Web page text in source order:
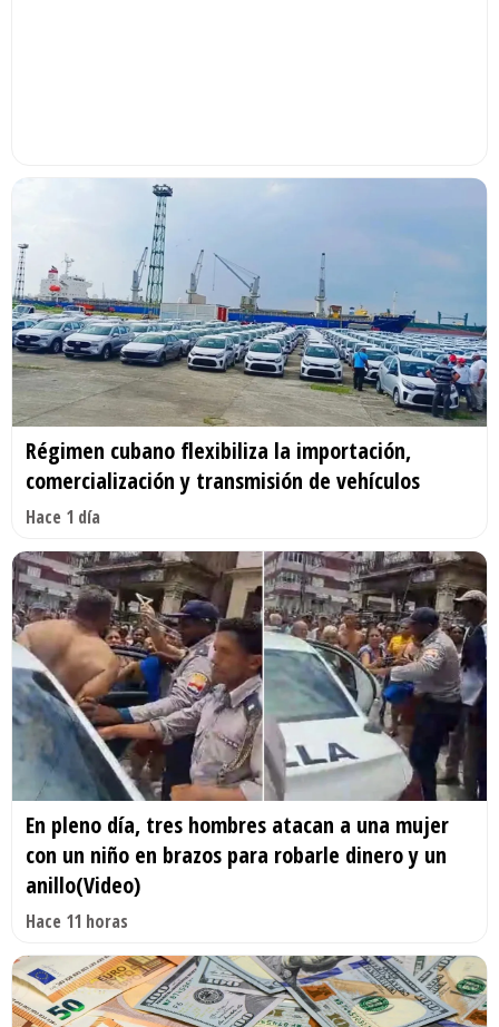
Régimen cubano flexibiliza la importación,
comercialización y transmisión de vehículos
Hace 1 día
En pleno día, tres hombres atacan a una mujer
con un niño en brazos para robarle dinero y un
anillo(Video)
Hace 11 horas